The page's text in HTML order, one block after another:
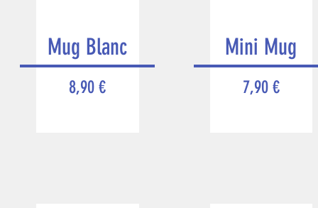
Mug Blanc
Prix
8,90 €
Mini Mug
Prix
7,90 €